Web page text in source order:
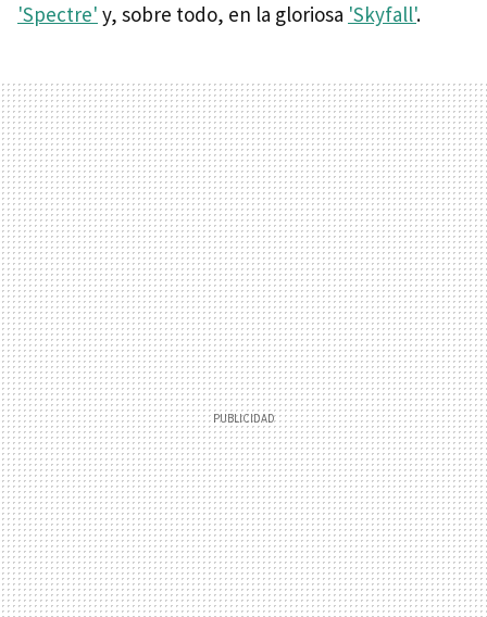
'Spectre' y, sobre todo, en la gloriosa 'Skyfall'.